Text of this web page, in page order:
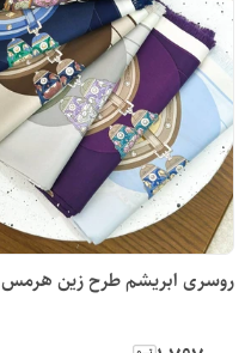
روسری ابریشم طرح زین هرمس